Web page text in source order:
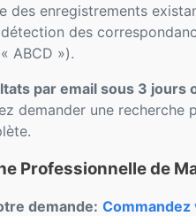
des enregistrements
des
ABCD »).
par email sous 3 jours
demander une recherche
Professionnelle de
demande: